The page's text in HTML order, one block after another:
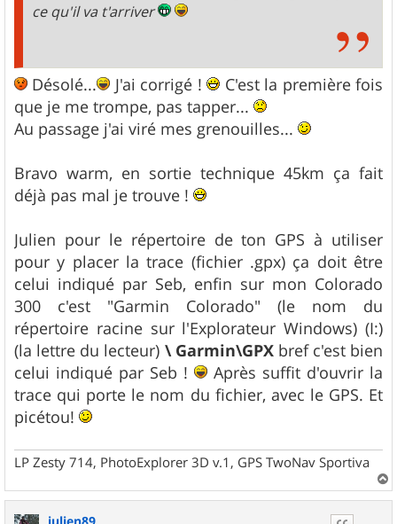
ce qu'il va t'arriver
Désolé... J'ai corrigé !
C'est la première fois
que je me trompe, pas tapper...
Au passage j'ai viré mes grenouilles...
Bravo warm, en sortie technique 45km ça fait
déjà pas mal je trouve !
Julien pour le répertoire de ton GPS à utiliser
pour y placer la trace (fichier .gpx) ça doit être
celui indiqué par Seb, enfin sur mon Colorado
300 c'est "Garmin Colorado" (le nom du
répertoire racine sur l'Explorateur Windows) (I:)
(la lettre du lecteur) \ Garmin\GPXbref c'est bien
celui indiqué par Seb !
Après suffit d'ouvrir la
trace qui porte le nom du fichier, avec le GPS. Et
picétou!
LP Zesty 714, PhotoExplorer 3D v.1, GPS TwoNav Sportiva
a